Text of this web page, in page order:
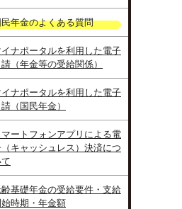
年金のよくある質問
イナポータルを利用した電子
（年金等の受給関係）
イナポータルを利用した電子
（国民年金）
マートフォンアプリによる電
キャッシュレス）決済につ
基礎年金の受給要件・支給
始時期・年金額